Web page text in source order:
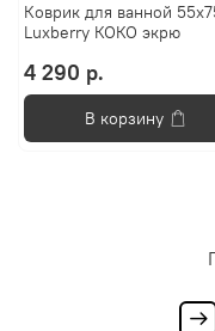
Коврик для ванной
Luxberry КОКО экрю
4 290 р.
В корзину